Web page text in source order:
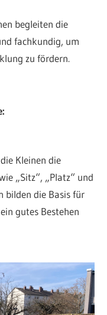
begleiten die
fachkundig, um
zu fördern.
Kleinen die
„Sitz“, „Platz“ und
bilden die Basis für
gutes Bestehen